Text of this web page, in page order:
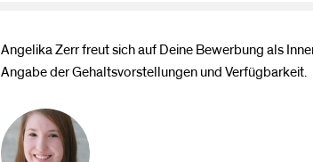
Angelika Zerr freut sich auf Deine Bewerbung als
Angabe der Gehaltsvorstellungen und Verfügbarkeit.